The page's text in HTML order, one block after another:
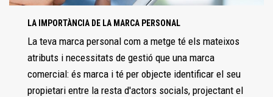
LA IMPORTÀNCIA DE LA MARCA PERSONAL
La teva marca personal com a metge té els mateixos
atributs i necessitats de gestió que una marca
comercial: és marca i té per objecte identificar el seu
propietari entre la resta d'actors socials, projectant el